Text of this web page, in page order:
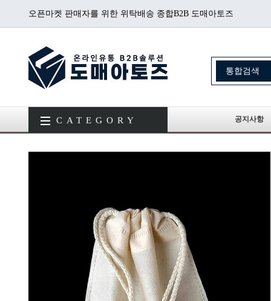
오픈마켓 판매자를 위한 위탁배송 종합B2B 도매아토즈
CATEGORY 공지사항